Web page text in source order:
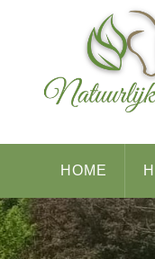
HOME